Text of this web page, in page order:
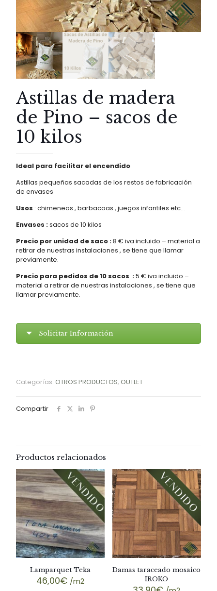
Astillas de madera
de Pino – sacos de
10 kilos
Ideal para facilitar el encendido
Astillas pequeñas sacadas de los restos de fabricación
de envases
Usos : chimeneas , barbacoas , juegos infantiles etc…
Envases :sacos de 10 kilos
Precio por unidad de saco :8 € iva incluido – material a
retirar de nuestras instalaciones , se tiene que llamar
previamente.
Precio para pedidos de 10 sacos :5 € iva incluido –
material a retirar de nuestras instalaciones , se tiene que
llamar previamente.
Solicitar Información
Categorías: OTROS PRODUCTOS, OUTLET
Compartir
Productos relacionados
Lamparquet Teka
46,00€ /m2
Damas taraceado mosaico
IROKO